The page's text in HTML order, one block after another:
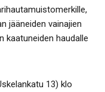
jääneiden vainajien
kaatuneiden haudalle
13) klo